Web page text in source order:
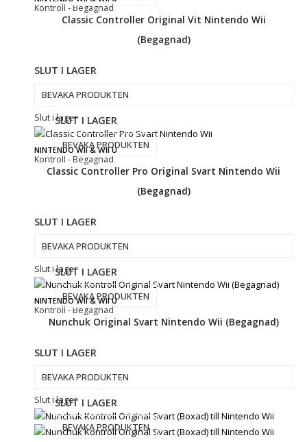
Kontroll - Begagnad
Classic Controller Original Vit Nintendo Wii
(Begagnad)
SLUT I LAGER
BEVAKA PRODUKTEN
Slut i lager
NINTENDO WII & WII U
Kontroll - Begagnad
SLUT I LAGER
BEVAKA PRODUKTEN
Classic Controller Pro Original Svart Nintendo Wii
(Begagnad)
SLUT I LAGER
BEVAKA PRODUKTEN
Slut i lager
NINTENDO WII & WII U
Kontroll - Begagnad
SLUT I LAGER
BEVAKA PRODUKTEN
Nunchuk Original Svart Nintendo Wii (Begagnad)
SLUT I LAGER
BEVAKA PRODUKTEN
Slut i lagerSLUT I LAGER
BEVAKA PRODUKTEN